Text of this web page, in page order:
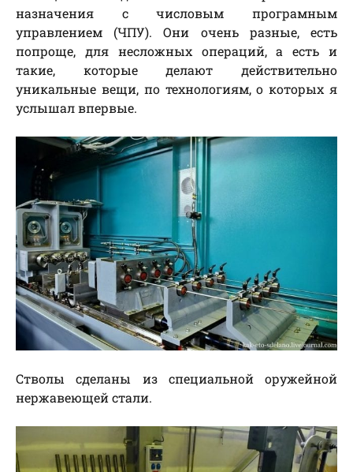
назначения с числовым програмным
управлением (ЧПУ). Они очень разные, есть
попроще, для несложных операций, а есть и
такие, которые делают действительно
уникальные вещи, по технологиям, о которых я
услышал впервые.
Стволы сделаны из специальной оружейной
нержавеющей стали.